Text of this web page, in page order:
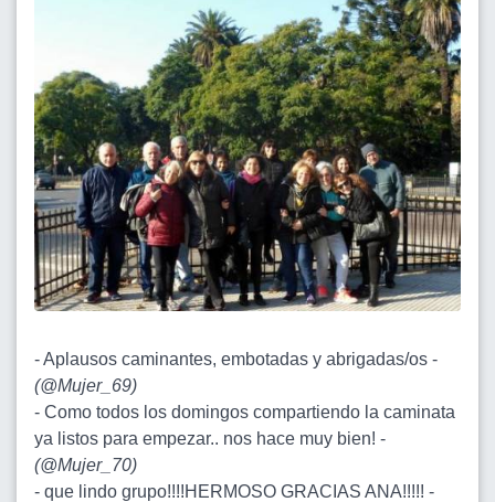
- Aplausos caminantes, embotadas y abrigadas/os -
(@Mujer_69)
- Como todos los domingos compartiendo la caminata
ya listos para empezar.. nos hace muy bien! -
(@Mujer_70)
- que lindo grupo!!!!HERMOSO GRACIAS ANA!!!!! -